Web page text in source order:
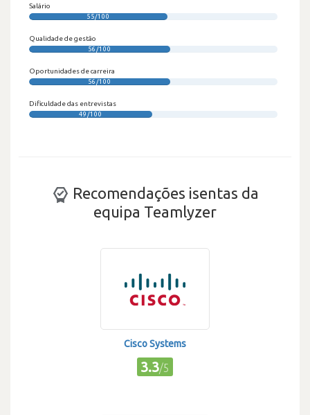
Salário
55/100
Qualidade de gestão
56/100
Oportunidades de carreira
56/100
Dificuldade das entrevistas
49/100
Recomendações isentas da
equipa Teamlyzer
Cisco Systems
3.3/5